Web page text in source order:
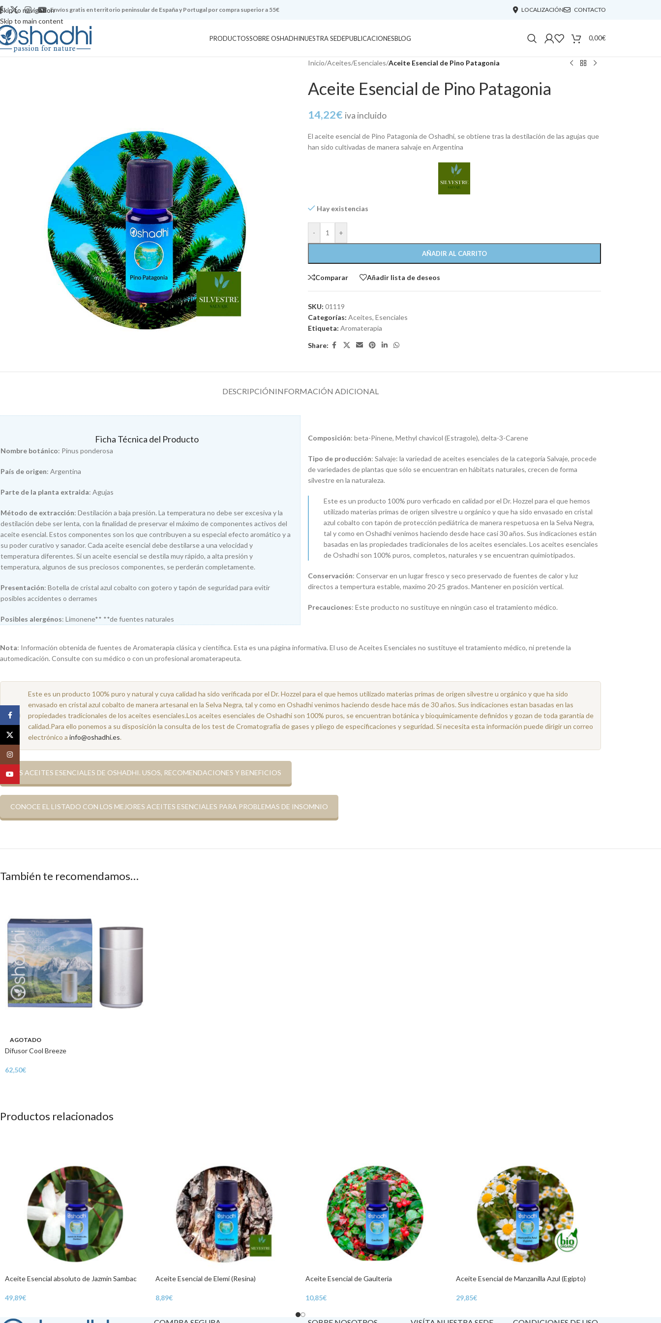
Skip to navigation
Skip to main content
Envíos gratis en territorio peninsular de España y Portugal por compra superior a 55€ LOCALIZACIÓN CONTACTO
PRODUCTOSSOBRE OSHADHINUESTRA SEDEPUBLICACIONESBLOG 0,00€
Inicio/Aceites/Esenciales/Aceite Esencial de Pino Patagonia
Aceite Esencial de Pino Patagonia
14,22€ iva incluido
El aceite esencial de Pino Patagonia de Oshadhi, se obtiene tras la destilación de las agujas que
han sido cultivadas de manera salvaje en Argentina
Hay existencias
- +
AÑADIR AL CARRITO
Comparar Añadir lista de deseos
SKU: 01119
Categorías: Aceites, Esenciales
Etiqueta: Aromaterapia
Share:
DESCRIPCIÓNINFORMACIÓN ADICIONAL
Ficha Técnica del Producto
Nombre botánico: Pinus ponderosa
País de origen: Argentina
Parte de la planta extraida: Agujas
Método de extracción: Destilación a baja presión. La temperatura no debe ser excesiva y la
destilación debe ser lenta, con la finalidad de preservar el máximo de componentes activos del
aceite esencial. Estos componentes son los que contribuyen a su especial efecto aromático y a
su poder curativo y sanador. Cada aceite esencial debe destilarse a una velocidad y
temperatura diferentes. Si un aceite esencial se destila muy rápido, a alta presión y
temperatura, algunos de sus preciosos componentes, se perderán completamente.
Presentación: Botella de cristal azul cobalto con gotero y tapón de seguridad para evitir
posibles accidentes o derrames
Posibles alergénos: Limonene** **de fuentes naturales
Composición: beta-Pinene, Methyl chavicol (Estragole), delta-3-Carene
Tipo de producción: Salvaje: la variedad de aceites esenciales de la categoría Salvaje, procede
de variedades de plantas que sólo se encuentran en hábitats naturales, crecen de forma
silvestre en la naturaleza.
Este es un producto 100% puro verficado en calidad por el Dr. Hozzel para el que hemos
utilizado materias primas de origen silvestre u orgánico y que ha sido envasado en cristal
azul cobalto con tapón de protección pediátrica de manera respetuosa en la Selva Negra,
tal y como en Oshadhi venimos haciendo desde hace casi 30 años. Sus indicaciones están
basadas en las propiedades tradicionales de los aceites esenciales. Los aceites esenciales
de Oshadhi son 100% puros, completos, naturales y se encuentran quimiotipados.
Conservación: Conservar en un lugar fresco y seco preservado de fuentes de calor y luz
directos a tempertura estable, maximo 20-25 grados. Mantener en posición vertical.
Precauciones: Este producto no sustituye en ningún caso el tratamiento médico.
Nota: Información obtenida de fuentes de Aromaterapia clásica y científica. Esta es una página informativa. El uso de Aceites Esenciales no sustituye el tratamiento médico, ni pretende la
automedicación. Consulte con su médico o con un profesional aromaterapeuta.
Este es un producto 100% puro y natural y cuya calidad ha sido verificada por el Dr. Hozzel para el que hemos utilizado materias primas de origen silvestre u orgánico y que ha sido
envasado en cristal azul cobalto de manera artesanal en la Selva Negra, tal y como en Oshadhi venimos haciendo desde hace más de 30 años. Sus indicaciones estan basadas en las
propiedades tradicionales de los aceites esenciales.Los aceites esenciales de Oshadhi son 100% puros, se encuentran botánica y bioquímicamente definidos y gozan de toda garantía de
calidad.Para ello ponemos a su disposición la consulta de los test de Cromatografía de gases y pliego de especificaciones y seguridad. Si necesita esta información puede dirigir un correo
electrónico a info@oshadhi.es.
LOS ACEITES ESENCIALES DE OSHADHI. USOS, RECOMENDACIONES Y BENEFICIOS
CONOCE EL LISTADO CON LOS MEJORES ACEITES ESENCIALES PARA PROBLEMAS DE INSOMNIO
También te recomendamos…
AGOTADO
Difusor Cool Breeze
62,50€
Productos relacionados
Aceite Esencial absoluto de Jazmín Sambac
49,89€
Aceite Esencial de Elemí (Resina)
8,89€
Aceite Esencial de Gaulteria
10,85€
Aceite Esencial de Manzanilla Azul (Egipto)
29,85€
Facebook
YouTube